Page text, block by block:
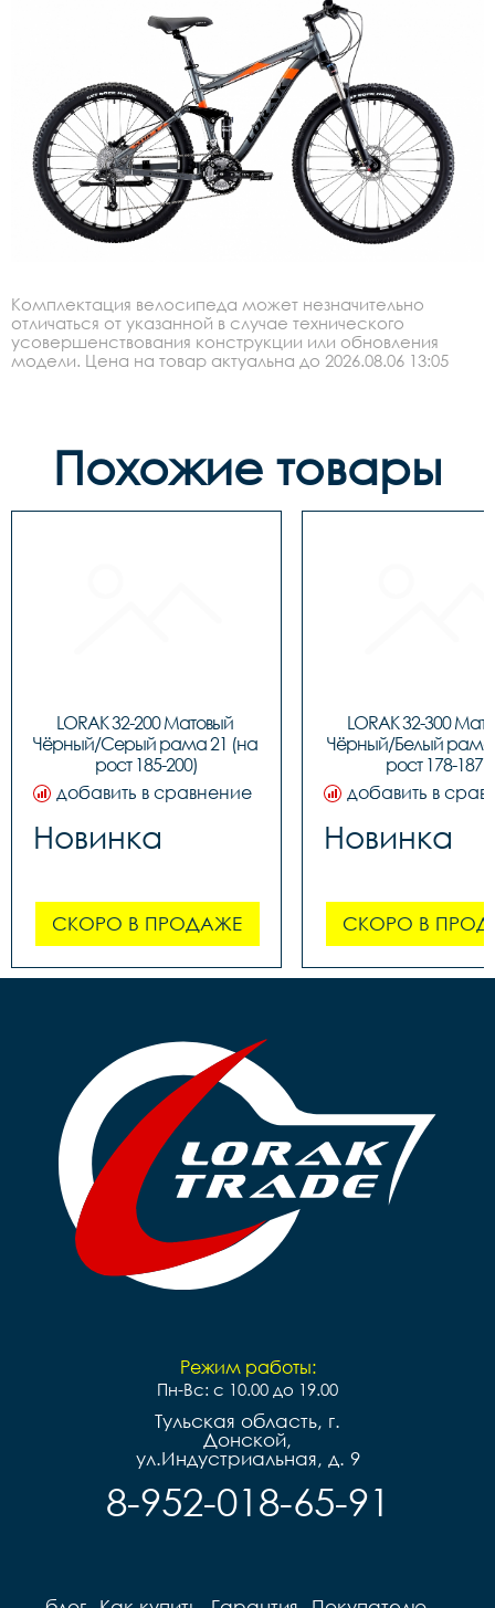
Комплектация велосипеда может незначительно
отличаться от указанной в случае технического
усовершенствования конструкции или обновления
модели. Цена на товар актуальна до 2026.08.06 13:05
Похожие товары
LORAK 32-200 Матовый
Чёрный/Серый рама 21 (на
рост 185-200)
добавить в сравнение
Новинка
СКОРО В ПРОДАЖЕ
LORAK 32-300
Чёрный/Белый рама
рост 178-187)
добавить в
Новинка
СКОРО В
Режим работы:
Пн-Вс: с 10.00 до 19.00
Тульская область, г.
Донской,
ул.Индустриальная, д. 9
8-952-018-65-91